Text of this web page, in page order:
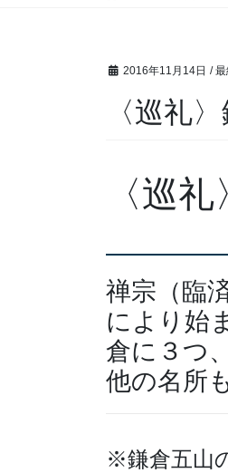
2016年11月14日 /
〈巡礼
〈巡
禅宗（臨
により始
倉に３つ
他の名所
※鎌倉五山